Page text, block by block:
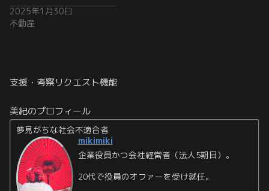
2025年1月30日
不動産
支援・考察リクエスト機能
美紀のプロフィール
夢見がちな社会不適合者
mikimiki
企業役員かつ会社経営者（法人5期目）。
20代で役員のオファーを受け就任。